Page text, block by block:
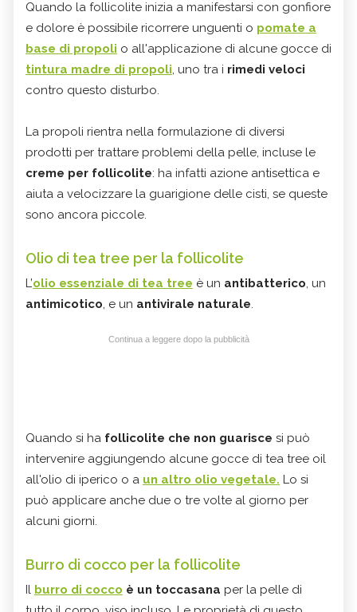
Quando la follicolite inizia a manifestarsi con gonfiore
e dolore è possibile ricorrere unguenti o pomate a
base di propoli o all'applicazione di alcune gocce di
tintura madre di propoli, uno tra i rimedi veloci
contro questo disturbo.
La propoli rientra nella formulazione di diversi
prodotti per trattare problemi della pelle, incluse le
creme per follicolite: ha infatti azione antisettica e
aiuta a velocizzare la guarigione delle cisti, se queste
sono ancora piccole.
Olio di tea tree per la follicolite
L’olio essenziale di tea tree è un antibatterico, un
antimicotico, e un antivirale naturale.
Continua a leggere dopo la pubblicità
Quando si ha follicolite che non guarisce si può
intervenire aggiungendo alcune gocce di tea tree oil
all'olio di iperico o a un altro olio vegetale. Lo si
può applicare anche due o tre volte al giorno per
alcuni giorni.
Burro di cocco per la follicolite
Il burro di cocco è un toccasana per la pelle di